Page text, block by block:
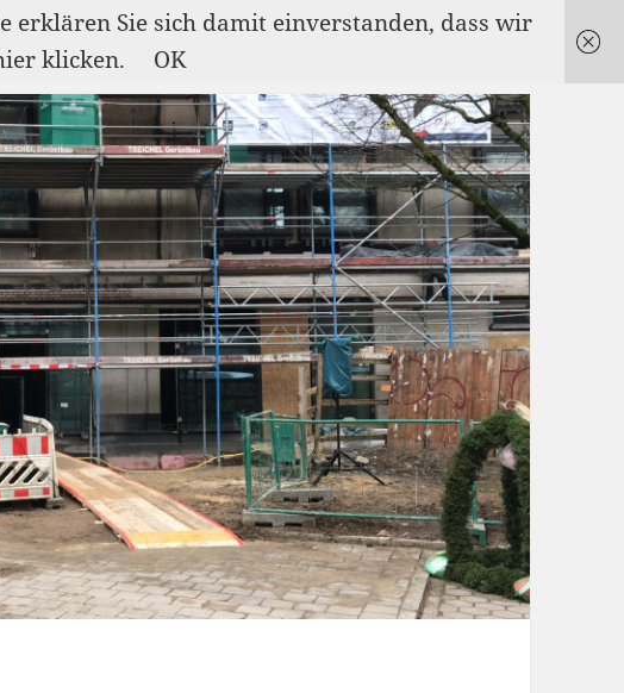
erklären Sie sich damit einverstanden, dass wir
klicken. OK